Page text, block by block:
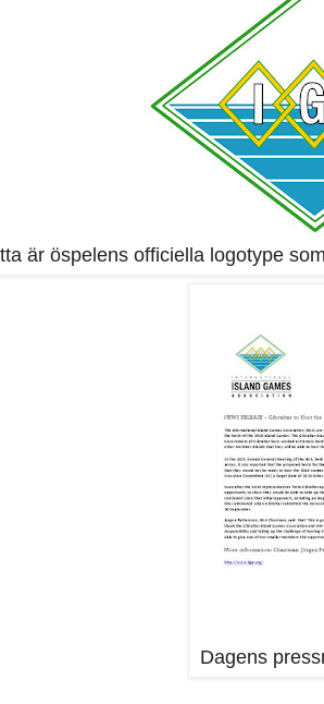
är öspelens officiella logotype
Dagens